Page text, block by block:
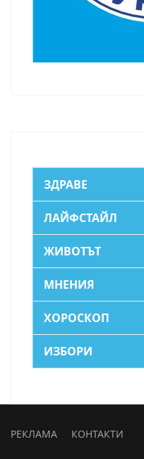
ЗДРАВЕ
ЛАЙФСТАЙЛ
ЖИВОТЪТ
МНЕНИЯ
ХОРОСКОП
ИЗБОРИ
РЕКЛАМА КОНТАКТИ